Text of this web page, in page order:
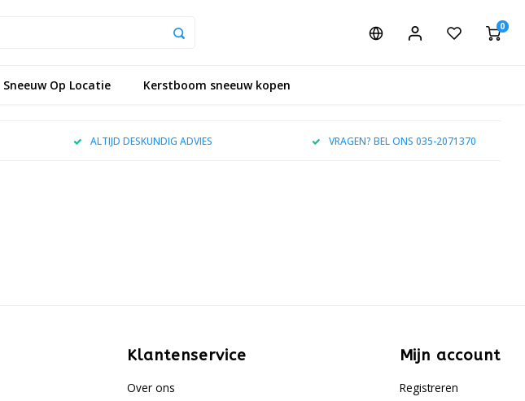
0
Sneeuw Op Locatie Kerstboom sneeuw kopen
ALTIJD DESKUNDIG ADVIES VRAGEN? BEL ONS 035-2071370
Klantenservice
Over ons
Mijn account
Registreren